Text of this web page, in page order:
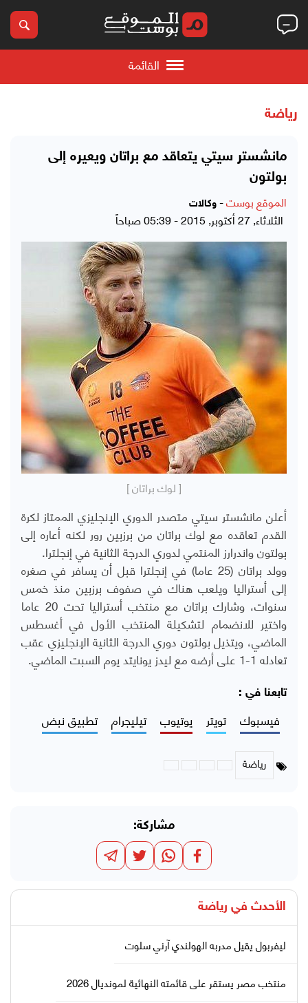
القائمة
رياضة
مانشستر سيتي يتعاقد مع براتان ويعيره إلى
بولتون
الموقع بوست- وكالات
الثلاثاء, 27 أكتوبر, 2015 - 05:39 صباحاً
[ لوك براتان ]
أعلن مانشستر سيتي متصدر الدوري الإنجليزي الممتاز لكرة
القدم تعاقده مع لوك براتان من برزبين رور لكنه أعاره إلى
بولتون واندرارز المنتمي لدوري الدرجة الثانية في إنجلترا.
وولد براتان (25 عاما) في إنجلترا قبل أن يسافر في صغره
إلى أستراليا ويلعب هناك في صفوف برزبين منذ خمس
سنوات، وشارك براتان مع منتخب أستراليا تحت 20 عاما
واختير للانضمام لتشكيلة المنتخب الأول في أغسطس
الماضي، ويتذيل بولتون دوري الدرجة الثانية الإنجليزي عقب
تعادله 1-1 على أرضه مع ليدز يونايتد يوم السبت الماضي.
تابعنا في :
فيسبوك تويتر يوتيوب تيليجرام تطبيق نبض
رياضة
مشاركة:
الأحدث في رياضة
ليفربول يقيل مدربه الهولندي آرني سلوت
منتخب مصر يستقر على قائمته النهائية لمونديال 2026